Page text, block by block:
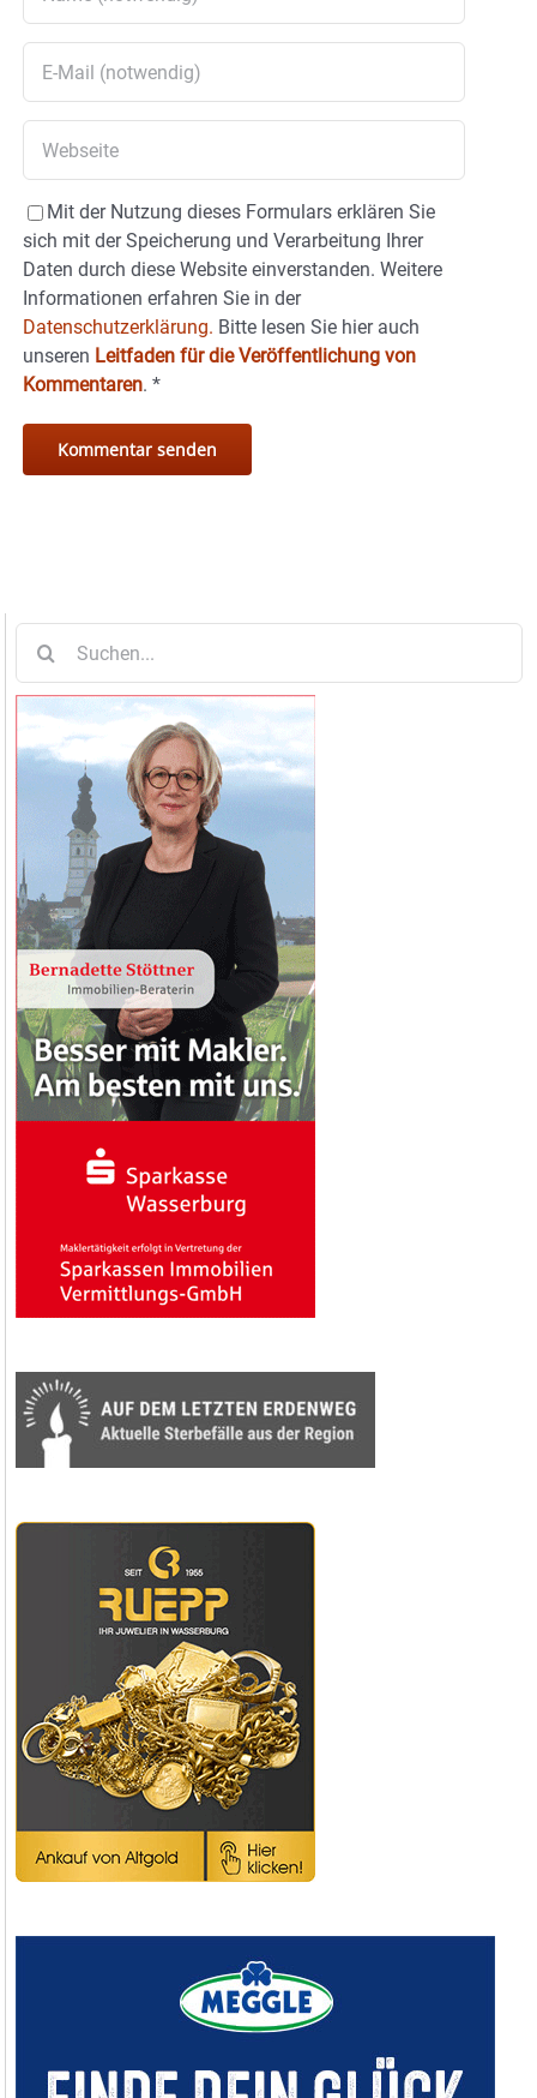
Mit der Nutzung dieses Formulars erklären Sie
sich mit der Speicherung und Verarbeitung Ihrer
Daten durch diese Website einverstanden. Weitere
Informationen erfahren Sie in der
Datenschutzerklärung. Bitte lesen Sie hier auch
unseren Leitfaden für die Veröffentlichung von
Kommentaren. *
nach: